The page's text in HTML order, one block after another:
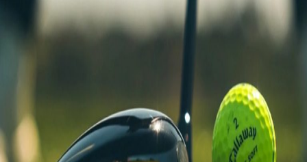
ABOUT US MyGolfSpyJapanとは？